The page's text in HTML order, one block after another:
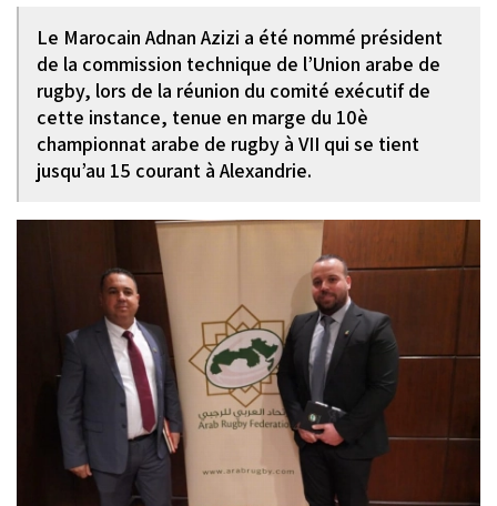
Le Marocain Adnan Azizi a été nommé président
de la commission technique de l’Union arabe de
rugby, lors de la réunion du comité exécutif de
cette instance, tenue en marge du 10è
championnat arabe de rugby à VII qui se tient
jusqu’au 15 courant à Alexandrie.